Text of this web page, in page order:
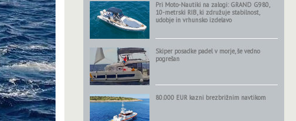
Pri Moto-Nautiki na zalogi: GRAND G980,
10-metrski RIB, ki združuje stabilnost,
udobje in vrhunsko izdelavo
Skiper posadke padel v morje, še vedno
pogrešan
80.000 EUR kazni brezbrižnim navtikom